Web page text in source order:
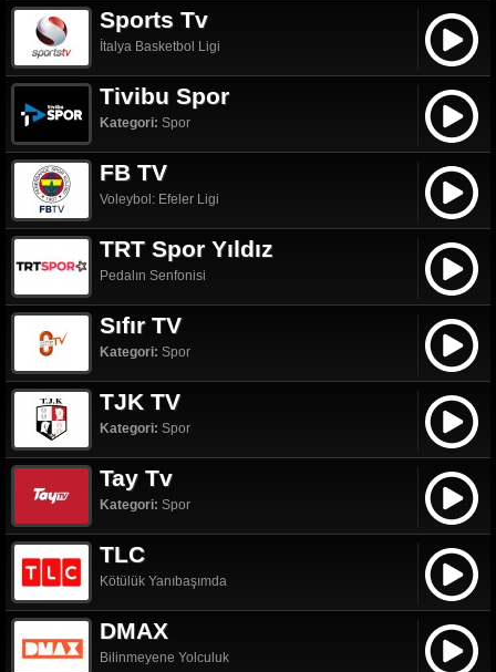
Sports Tv
İtalya Basketbol Ligi
Tivibu Spor
Kategori: Spor
FB TV
Voleybol: Efeler Ligi
TRT Spor Yıldız
Pedalın Senfonisi
Sıfır TV
Kategori: Spor
TJK TV
Kategori: Spor
Tay Tv
Kategori: Spor
TLC
Kötülük Yanıbaşımda
DMAX
Bilinmeyene Yolculuk